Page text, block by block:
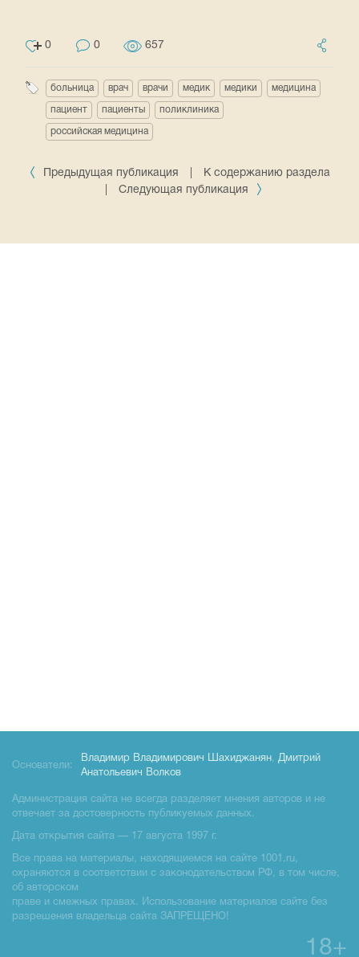
0 0 657
больница врач врачи медик медики медицина
пациент пациенты поликлиника
российская медицина
Предыдущая публикация
К содержанию раздела
Следующая публикация
Основатели:
Владимир Владимирович Шахиджанян, Дмитрий
Анатольевич Волков
Администрация сайта не всегда разделяет мнения авторов и не
отвечает за достоверность публикуемых данных.
Дата открытия сайта — 17 августа 1997 г.
Все права на материалы, находящиемся на сайте 1001.ru,
охраняются в соответствии с законодательством РФ, в том числе,
об авторском
праве и смежных правах. Использование материалов сайте без
разрешения владельца сайта ЗАПРЕЩЕНО!
18+